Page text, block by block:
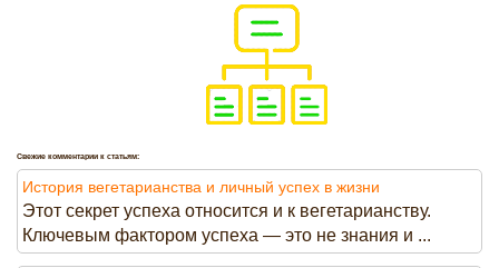
Свежие комментарии к статьям:
История вегетарианства и личный успех в жизни
Этот секрет успеха относится и к вегетарианству.
Ключевым фактором успеха — это не знания и ...